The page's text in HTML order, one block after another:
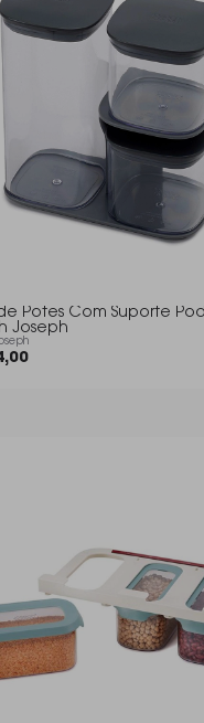
Potes Com Suporte
Joseph